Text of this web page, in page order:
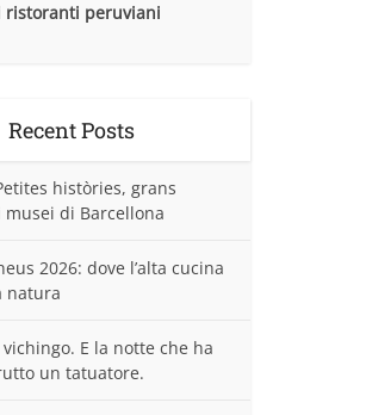
ristoranti peruviani
Recent Posts
històries, grans
musei di Barcellona
2026: dove l’alta cucina
natura
E la notte che ha
un tatuatore.